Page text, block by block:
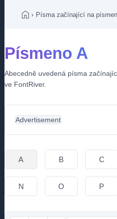
› Písma začínající na
Písmeno A
Abecedně uvedená písma
ve FontRiver.
Advertisement
A B C
N O P